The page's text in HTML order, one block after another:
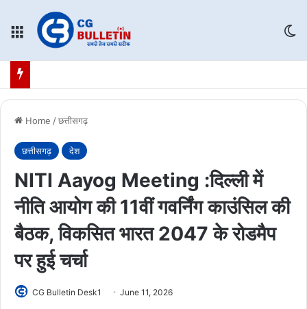
Menu
Home /छत्तीसगढ़
छत्तीसगढ़ देश
NITI Aayog Meeting :दिल्ली में
नीति आयोग की 11वीं गवर्निंग काउंसिल की
बैठक, विकसित भारत 2047 के रोडमैप
पर हुई चर्चा
CG Bulletin Desk1 June 11, 2026